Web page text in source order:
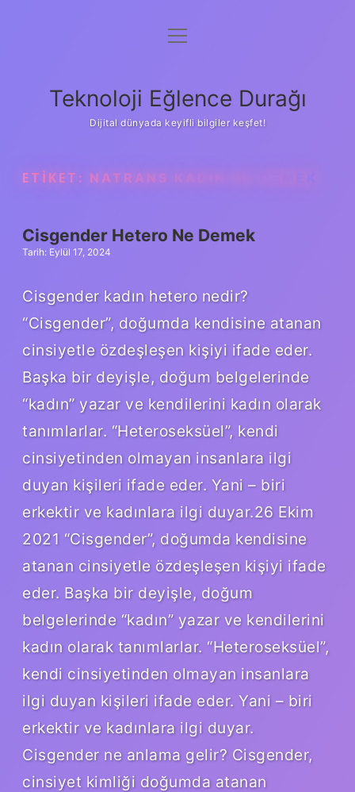
Anasayfa
Yasal Uyarı
menüyü
Teknoloji Eğlence Durağı
Dijital dünyada keyifli bilgiler keşfet!
ETIKET: NATRANS KADIN NE DEMEK
Cisgender Hetero Ne Demek
Tarih: Eylül 17, 2024
Cisgender kadın hetero nedir?
“Cisgender”, doğumda kendisine atanan
cinsiyetle özdeşleşen kişiyi ifade eder.
Başka bir deyişle, doğum belgelerinde
“kadın” yazar ve kendilerini kadın olarak
tanımlarlar. “Heteroseksüel”, kendi
cinsiyetinden olmayan insanlara ilgi
duyan kişileri ifade eder. Yani – biri
erkektir ve kadınlara ilgi duyar.26 Ekim
2021 “Cisgender”, doğumda kendisine
atanan cinsiyetle özdeşleşen kişiyi ifade
eder. Başka bir deyişle, doğum
belgelerinde “kadın” yazar ve kendilerini
kadın olarak tanımlarlar. “Heteroseksüel”,
kendi cinsiyetinden olmayan insanlara
ilgi duyan kişileri ifade eder. Yani – biri
erkektir ve kadınlara ilgi duyar.
Cisgender ne anlama gelir? Cisgender,
cinsiyet kimliği doğumda atanan